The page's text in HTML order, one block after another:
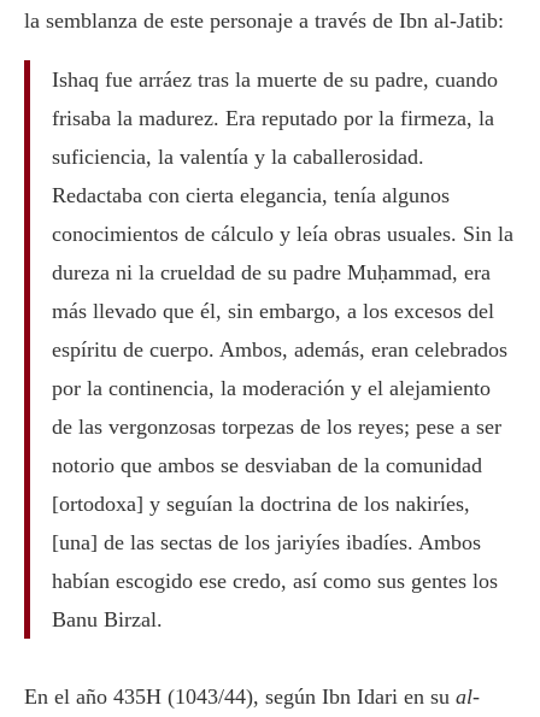
la semblanza de este personaje a través de Ibn al-Jatib:
Ishaq fue arráez tras la muerte de su padre, cuando
frisaba la madurez. Era reputado por la firmeza, la
suficiencia, la valentía y la caballerosidad.
Redactaba con cierta elegancia, tenía algunos
conocimientos de cálculo y leía obras usuales. Sin la
dureza ni la crueldad de su padre Muḥammad, era
más llevado que él, sin embargo, a los excesos del
espíritu de cuerpo. Ambos, además, eran celebrados
por la continencia, la moderación y el alejamiento
de las vergonzosas torpezas de los reyes; pese a ser
notorio que ambos se desviaban de la comunidad
[ortodoxa] y seguían la doctrina de los nakiríes,
[una] de las sectas de los jariyíes ibadíes. Ambos
habían escogido ese credo, así como sus gentes los
Banu Birzal.
En el año 435H (1043/44), según Ibn Idari en su al-